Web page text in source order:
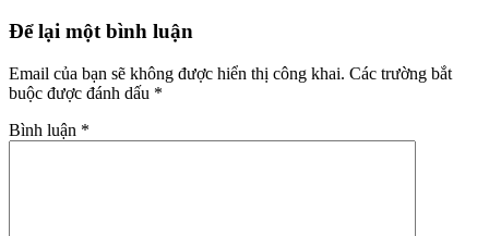
Để lại một bình luận
Email của bạn sẽ không được hiển thị công khai. Các trường bắt
buộc được đánh dấu *
Bình luận *